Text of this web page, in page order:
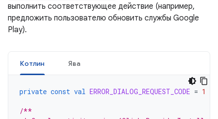
выполнить соответствующее действие (например,
предложить пользователю обновить службы Google
Play).
Котлин Ява
private const val ERROR_DIALOG_REQUEST_CODE = 1
/**